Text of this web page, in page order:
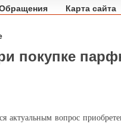
Карта сайта
покупке
актуальным вопрос